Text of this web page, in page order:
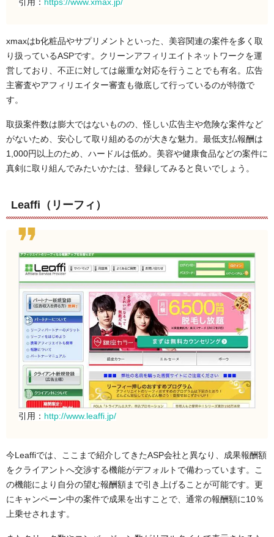
xmaxはb化粧品やサプリメントといった、美容関連の案件を多く取
り扱っているASPです。クリーンアフィリエイトネットワークを運
営しており、不正に対しては厳重な対応を行うことでも有名。広告
主審査やアフィリエイター審査も徹底して行っているのが特徴で
す。
取扱案件数は膨大ではないものの、怪しい広告主や危険な案件など
がないため、安心して取り組めるのが大きな魅力。最低支払報酬は
1,000円以上のため、ハードルは低め。美容や健康食品などの案件に
真剣に取り組んでみたいかたは、登録してみると良いでしょう。
Leaffi（リーフィ）
引用： http://www.leaffi.jp/
今Leaffiでは、ここまで紹介してきたASP会社と異なり、成果報酬額
をクライアントへ交渉する機能がデフォルトで備わっています。こ
の機能により自分の望む報酬額まで引き上げることが可能です。更
にキャンペーン中の案件で成果を出すことで、通常の報酬額に10％
上乗せされます。